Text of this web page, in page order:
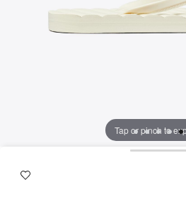
Tap or pinch to